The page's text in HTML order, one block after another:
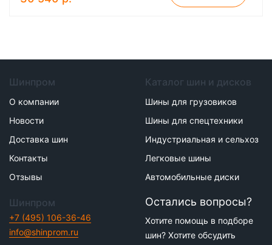
Шинпром
О компании
Новости
Доставка шин
Контакты
Отзывы
Каталог шин и дисков
Шины для грузовиков
Шины для спецтехники
Индустриальная и сельхоз
Легковые шины
Автомобильные диски
Шинпром
+7 (495) 106-36-46
info@shinprom.ru
Остались вопросы?
Хотите помощь в подборе
шин? Хотите обсудить